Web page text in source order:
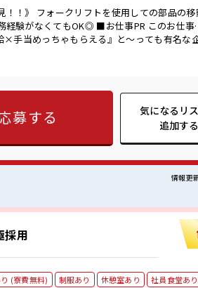
！！》 フォークリフトを使用しての部品の
■お仕事PR このお仕事…いい意
手当めっちゃもらえる』と～っても有名な
とは別にウレシイ祝金あり⇒『更新在籍手当
キルを磨けるチャンス！ ●正社員登用制度
間に利用OK⇒休憩室もあるのでほっと一息
募する
気になるリ
追加する
情報更
採用
(寮費無料) 制服あり 休憩室あり
社員食堂あり